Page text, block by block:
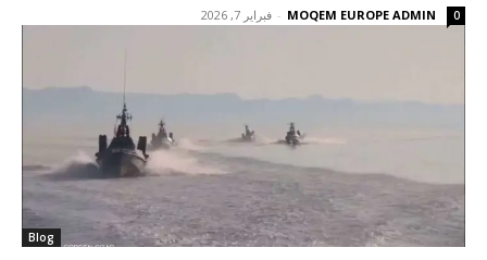
MOQEM EUROPE ADMIN
- فبراير 7, 2026 0
Blog